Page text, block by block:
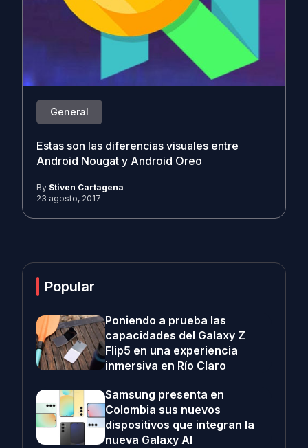
General
Estas son las diferencias visuales entre
Android Nougat y Android Oreo
By Stiven Cartagena
23 agosto, 2017
Popular
Poniendo a prueba las
capacidades del Galaxy Z
Flip5 en una experiencia
inmersiva en Río Claro
Samsung presenta en
Colombia sus nuevos
dispositivos que integran la
nueva Galaxy AI